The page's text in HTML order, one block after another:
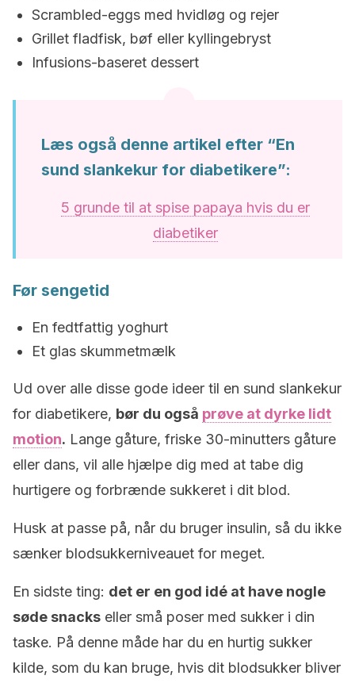
Scrambled-eggs med hvidløg og rejer
Grillet fladfisk, bøf eller kyllingebryst
Infusions-baseret dessert
Læs også denne artikel efter “En
sund slankekur for diabetikere”:
5 grunde til at spise papaya hvis du er
diabetiker
Før sengetid
En fedtfattig yoghurt
Et glas skummetmælk
Ud over alle disse gode ideer til en sund slankekur
for diabetikere, bør du også prøve at dyrke lidt
motion. Lange gåture, friske 30-minutters gåture
eller dans, vil alle hjælpe dig med at tabe dig
hurtigere og forbrænde sukkeret i dit blod.
Husk at passe på, når du bruger insulin, så du ikke
sænker blodsukkerniveauet for meget.
En sidste ting: det er en god idé at have nogle
søde snacks eller små poser med sukker i din
taske. På denne måde har du en hurtig sukker
kilde, som du kan bruge, hvis dit blodsukker bliver